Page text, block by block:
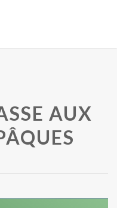
AUX